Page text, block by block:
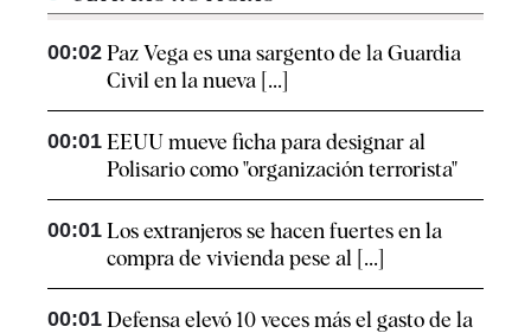
00:02 Paz Vega es una sargento de la Guardia
Civil en la nueva [...]
00:01 EEUU mueve ficha para designar al
Polisario como "organización terrorista"
00:01 Los extranjeros se hacen fuertes en la
compra de vivienda pese al [...]
00:01 Defensa elevó 10 veces más el gasto de la